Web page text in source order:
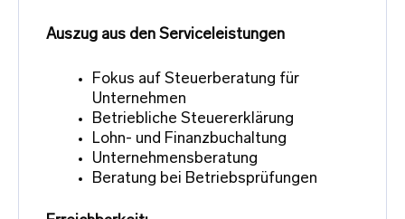
Auszug aus den Serviceleistungen
Fokus auf Steuerberatung für
Unternehmen
Betriebliche Steuererklärung
Lohn- und Finanzbuchaltung
Unternehmensberatung
Beratung bei Betriebsprüfungen